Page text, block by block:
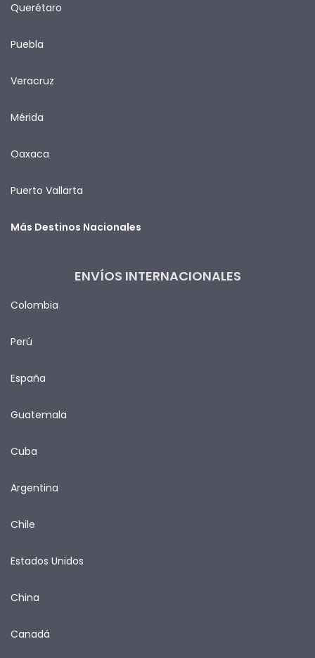
Querétaro
Puebla
Veracruz
Mérida
Oaxaca
Puerto Vallarta
Más Destinos Nacionales
ENVÍOS INTERNACIONALES
Colombia
Perú
España
Guatemala
Cuba
Argentina
Chile
Estados Unidos
China
Canadá